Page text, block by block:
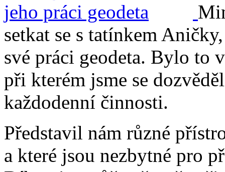
setkat se s tatínkem
své práci geodeta. Bylo to
při kterém jsme se
každodenní činnosti.
Představil nám různé
a které jsou nezbytné pro